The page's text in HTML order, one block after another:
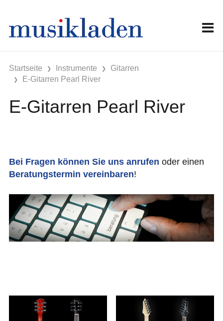
Startseite Instrumente
Gitarren
E-Gitarren Pearl River
E-Gitarren Pearl River
Bei Fragen können Sie uns anrufen oder einen
Beratungstermin vereinbaren!